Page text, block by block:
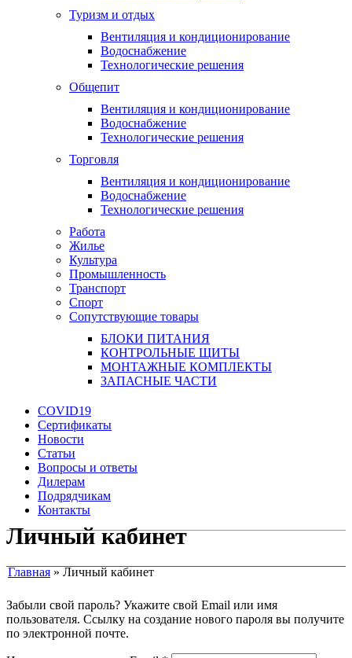
Туризм и отдых
Вентиляция и кондиционирование
Водоснабжение
Технологические решения
Общепит
Вентиляция и кондиционирование
Водоснабжение
Технологические решения
Торговля
Вентиляция и кондиционирование
Водоснабжение
Технологические решения
Работа
Жилье
Культура
Промышленность
Транспорт
Спорт
Сопутствующие товары
БЛОКИ ПИТАНИЯ
КОНТРОЛЬНЫЕ ЩИТЫ
МОНТАЖНЫЕ КОМПЛЕКТЫ
ЗАПАСНЫЕ ЧАСТИ
COVID19
Сертификаты
Новости
Статьи
Вопросы и ответы
Дилерам
Подрядчикам
Контакты
Личный кабинет
Главная » Личный кабинет
Забыли свой пароль? Укажите свой Email или имя
пользователя. Ссылку на создание нового пароля вы получите
по электронной почте.